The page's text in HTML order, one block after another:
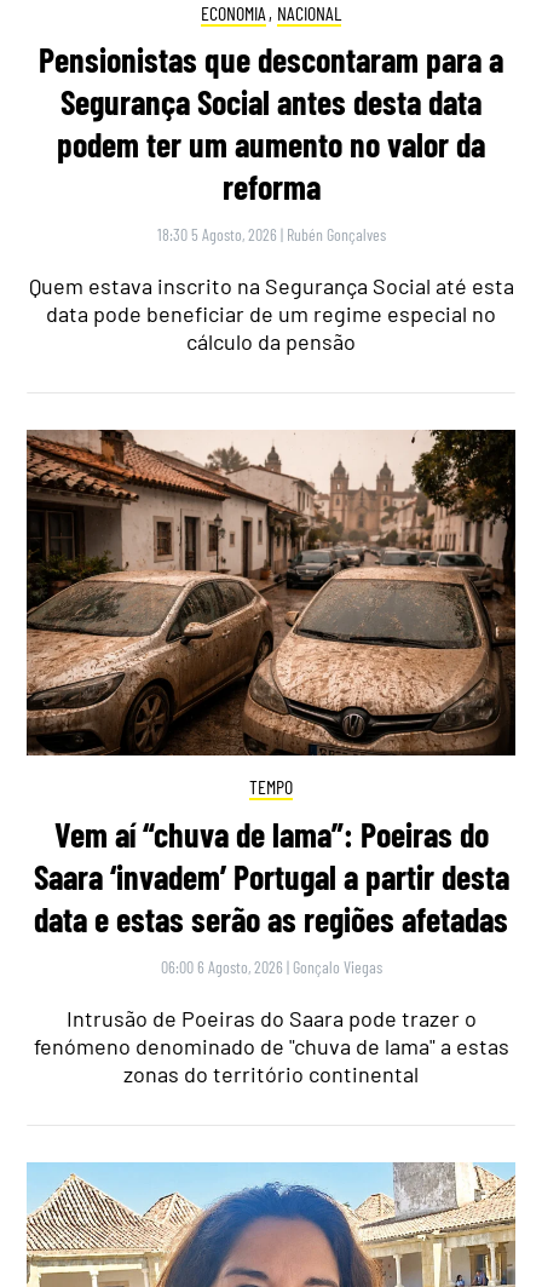
ECONOMIA , NACIONAL
Pensionistas que descontaram para a
Segurança Social antes desta data
podem ter um aumento no valor da
reforma
18:30 5 Agosto, 2026 | Rubén Gonçalves
Quem estava inscrito na Segurança Social até esta
data pode beneficiar de um regime especial no
cálculo da pensão
TEMPO
Vem aí “chuva de lama”: Poeiras do
Saara ‘invadem’ Portugal a partir desta
data e estas serão as regiões afetadas
06:00 6 Agosto, 2026 | Gonçalo Viegas
Intrusão de Poeiras do Saara pode trazer o
fenómeno denominado de "chuva de lama" a estas
zonas do território continental